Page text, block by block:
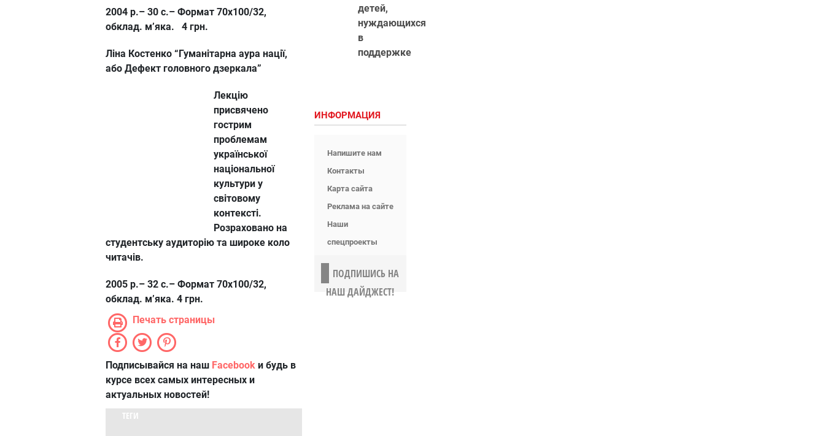
2004 р.– 30 с.– Формат 70х100/32,
обклад. м’яка. 4 грн.
Ліна Костенко “Гуманітарна аура нації,
або Дефект головного дзеркала”
Лекцію
присвячено
гострим
проблемам
української
національної
культури у
світовому
контексті.
Розраховано на
студентську аудиторію та широке коло
читачів.
2005 р.– 32 с.– Формат 70х100/32,
обклад. м’яка. 4 грн.
Печать страницы
Подписывайся на наш Facebook и будь в
курсе всех самых интересных и
актуальных новостей!
ТЕГИ
детей,
нуждающихся
в
поддержке
ИНФОРМАЦИЯ
Напишите нам
Контакты
Карта сайта
Реклама на сайте
Наши
спецпроекты
ПОДПИШИСЬ НА
НАШ ДАЙДЖЕСТ!